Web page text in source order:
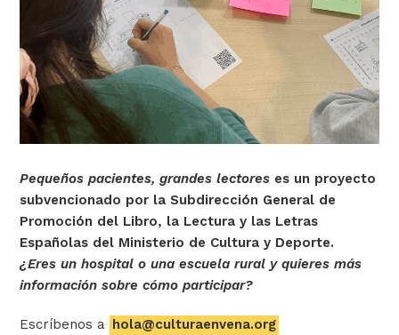
Pequeños pacientes, grandes lectores es un proyecto
subvencionado por la Subdirección General de
Promoción del Libro, la Lectura y las Letras
Españolas del Ministerio de Cultura y Deporte.
¿Eres un hospital o una escuela rural y quieres más
información sobre cómo participar?
Escríbenos a hola@culturaenvena.org